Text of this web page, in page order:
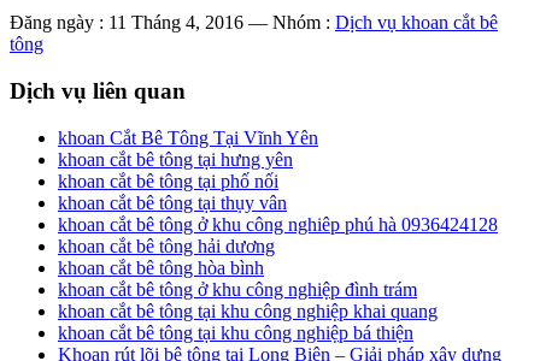
Đăng ngày : 11 Tháng 4, 2016 — Nhóm : Dịch vụ khoan cắt bê
tông
Dịch vụ liên quan
khoan Cắt Bê Tông Tại Vĩnh Yên
khoan cắt bê tông tại hưng yên
khoan cắt bê tông tại phố nối
khoan cắt bê tông tại thụy vân
khoan cắt bê tông ở khu công nghiêp phú hà 0936424128
khoan cắt bê tông hải dương
khoan cắt bê tông hòa bình
khoan cắt bê tông ở khu công nghiệp đình trám
khoan cắt bê tông tại khu công nghiệp khai quang
khoan cắt bê tông tại khu công nghiệp bá thiện
Khoan rút lõi bê tông tại Long Biên – Giải pháp xây dựng